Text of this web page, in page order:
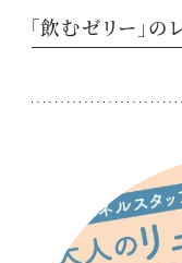
「飲むゼリー」の